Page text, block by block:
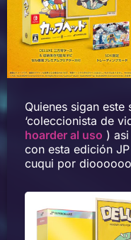
Quienes sigan
‘coleccionista de
hoarder al uso )
con esta edición
cuqui por